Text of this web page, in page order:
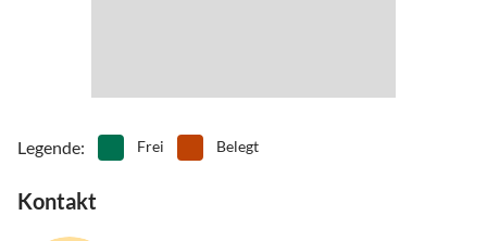
Legende: Frei Belegt
Kontakt